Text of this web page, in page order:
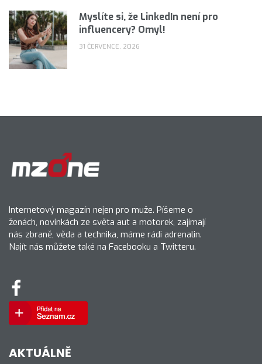
Myslíte si, že LinkedIn není pro
influencery? Omyl!
31 ČERVENCE, 2026
Internetový magazín nejen pro muže. Píšeme o
ženách, novinkách ze světa aut a motorek, zajímají
nás zbraně, věda a technika, máme rádi adrenalin.
Najít nás můžete také na Facebooku a Twitteru.
AKTUÁLNĚ